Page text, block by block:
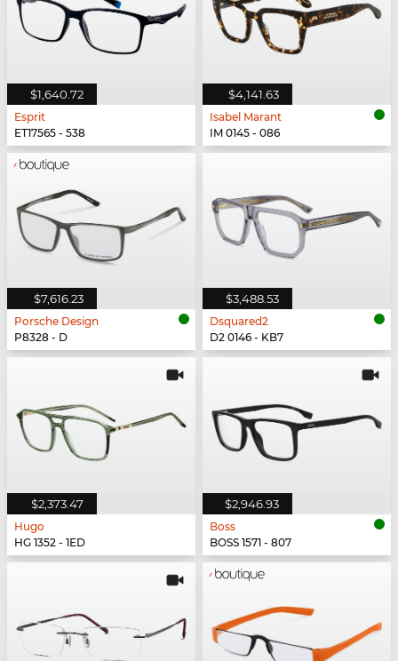
$1,640.72
Esprit
ET17565 - 538
$4,141.63
Isabel Marant
IM 0145 - 086
$7,616.23
Porsche Design
P8328 - D
$3,488.53
Dsquared2
D2 0146 - KB7
$2,373.47
Hugo
HG 1352 - 1ED
$2,946.93
Boss
BOSS 1571 - 807